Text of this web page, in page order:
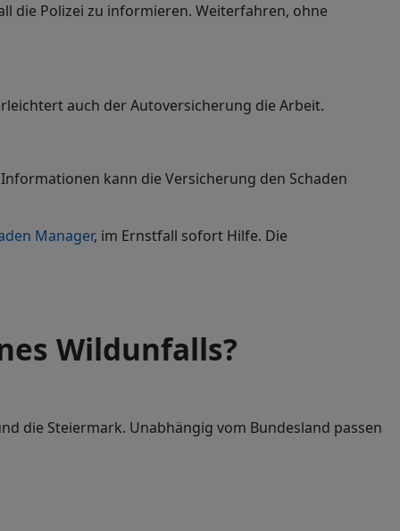
die Polizei zu informieren. Weiterfahren, ohne
auch der Autoversicherung die Arbeit.
kann die Versicherung den Schaden
Manager, im Ernstfall sofort Hilfe. Die
Wildunfalls?
die Steiermark. Unabhängig vom Bundesland passen